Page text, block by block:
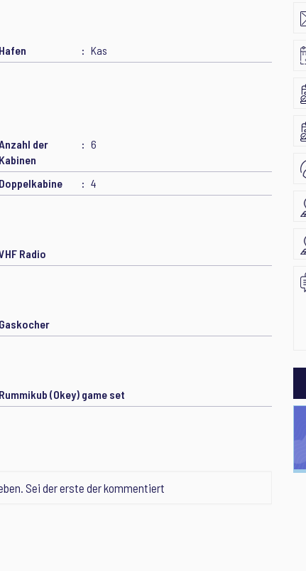
Hafen
Kas
der
Kabinen
6
Doppelkabine 4
Radio
Gaskocher
Rummikub (Okey) game set
Sei der erste der kommentiert